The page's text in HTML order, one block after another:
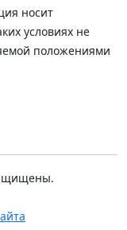
носит
условиях не
положениями